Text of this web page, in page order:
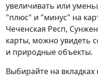
увеличивать или
"плюс" и "минус" на
Чеченская Респ,
карты, можно увидеть
и природные объекты.
Выбирайте на